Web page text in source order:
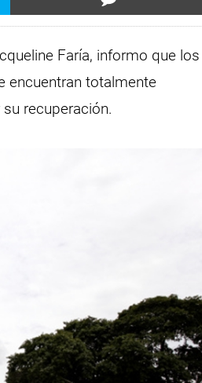
Faría, informo que los
encuentran totalmente
recuperación.